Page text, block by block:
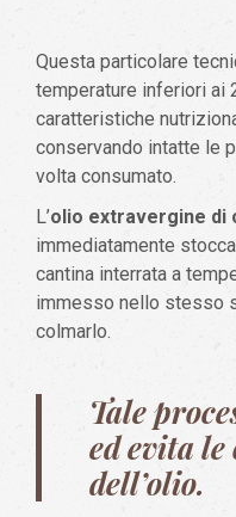
Questa particolare
temperature inferiori ai
caratteristiche
conservando intatte le
volta consumato.
L’olio extravergine di
immediatamente
cantina interrata a
immesso nello stesso
colmarlo.
Tale
ed evita
dell’olio.